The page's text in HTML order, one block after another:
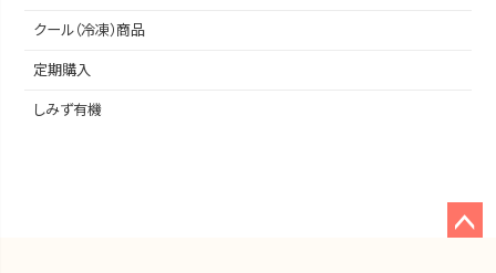
クール（冷凍）商品
定期購入
しみず有機